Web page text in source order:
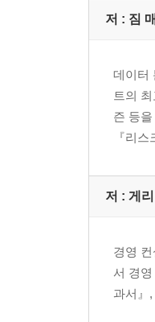
저 : 짐
데이터
트의
즌 등
『리
저 : 게
경영
서 경
과서』